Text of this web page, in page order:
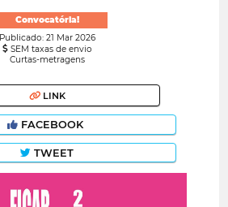
Convocatória!
Publicado: 21 Mar 2026
SEM taxas de envio
Curtas-metragens
LINK
FACEBOOK
TWEET